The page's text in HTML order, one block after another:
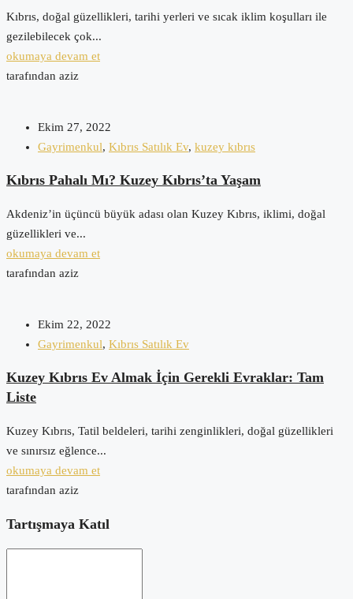
Kıbrıs, doğal güzellikleri, tarihi yerleri ve sıcak iklim koşulları ile
gezilebilecek çok...
okumaya devam et
tarafından aziz
Ekim 27, 2022
Gayrimenkul, Kıbrıs Satılık Ev, kuzey kıbrıs
Kıbrıs Pahalı Mı? Kuzey Kıbrıs’ta Yaşam
Akdeniz’in üçüncü büyük adası olan Kuzey Kıbrıs, iklimi, doğal
güzellikleri ve...
okumaya devam et
tarafından aziz
Ekim 22, 2022
Gayrimenkul, Kıbrıs Satılık Ev
Kuzey Kıbrıs Ev Almak İçin Gerekli Evraklar: Tam
Liste
Kuzey Kıbrıs, Tatil beldeleri, tarihi zenginlikleri, doğal güzellikleri
ve sınırsız eğlence...
okumaya devam et
tarafından aziz
Tartışmaya Katıl